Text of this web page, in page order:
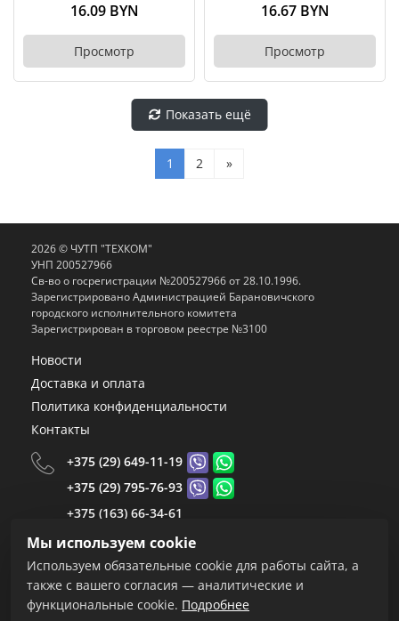
16.09 BYN
Просмотр
16.67 BYN
Просмотр
Показать ещё
1 2 »
2026 © ЧУТП "ТЕХКОМ"
УНП 200527966
Св-во о госрегистрации №200527966 от 28.10.1996.
Зарегистрировано Администрацией Барановичского
городского исполнительного комитета
Зарегистрирован в торговом реестре №3100
Новости
Доставка и оплата
Политика конфиденциальности
Контакты
+375 (29) 649-11-19
+375 (29) 795-76-93
+375 (163) 66-34-61
+375 (163) 66-34-59
+375 (163) 66-34-55
+375 (163) 67-24-68
Пн-Пт.: 8.30-17.00
Мы используем cookie
Используем обязательные cookie для работы сайта, а
также с вашего согласия — аналитические и
функциональные cookie. Подробнее